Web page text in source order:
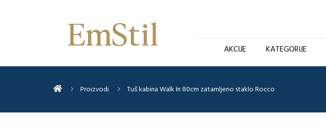
AKCIJE KATEGORIJE
Proizvodi Tuš kabina Walk In 80cm zatamljeno staklo Rocco